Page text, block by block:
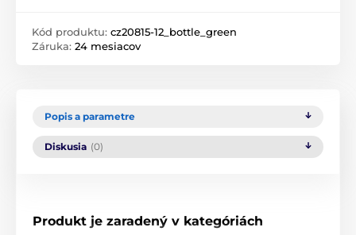
Kód produktu: cz20815-12_bottle_green
Záruka: 24 mesiacov
Popis a parametre
Diskusia (0)
Produkt je zaradený v kategóriách